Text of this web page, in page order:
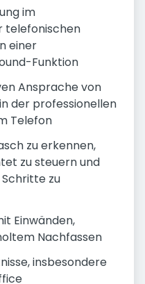
im
telefonischen
einer
Funktion
Ansprache von
der professionellen
Telefon
zu erkennen,
zu steuern und
zu
Einwänden,
Nachfassen
insbesondere